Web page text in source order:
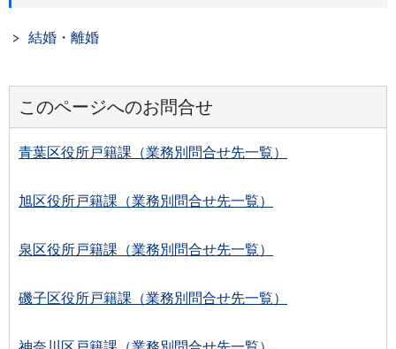
結婚・離婚
このページへのお問合せ
青葉区役所戸籍課（業務別問合せ先一覧）
旭区役所戸籍課（業務別問合せ先一覧）
泉区役所戸籍課（業務別問合せ先一覧）
磯子区役所戸籍課（業務別問合せ先一覧）